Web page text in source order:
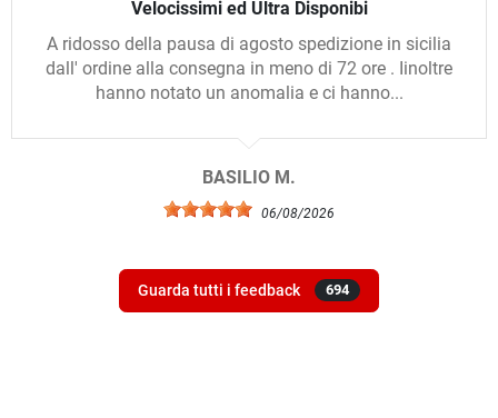
Velocissimi ed Ultra Disponibi
A ridosso della pausa di agosto spedizione in sicilia
dall' ordine alla consegna in meno di 72 ore . Iinoltre
hanno notato un anomalia e ci hanno...
BASILIO M.
06/08/2026
Guarda tutti i feedback 694